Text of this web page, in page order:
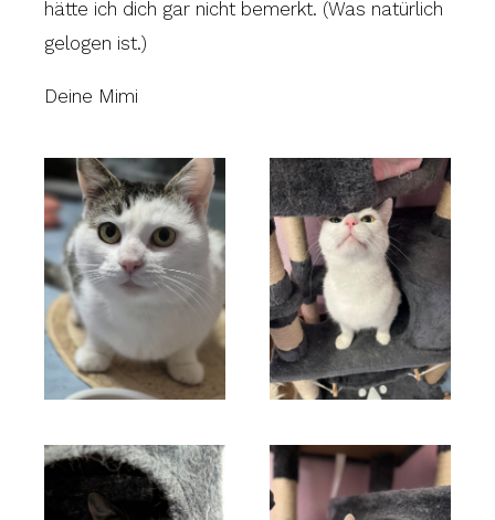
hätte ich dich gar nicht bemerkt. (Was natürlich
gelogen ist.)
Deine Mimi